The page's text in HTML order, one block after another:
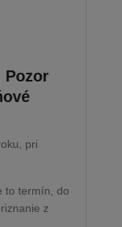
Pozor
pri
to termín, do
z